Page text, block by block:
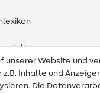
unserer Website und
z.B. Inhalte und
Die